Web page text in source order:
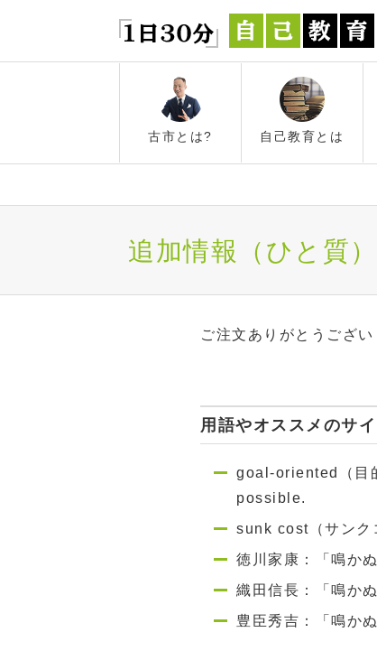
古市とは? 自己教育とは
追加情報（ひと質）
ご注文ありがとうござ
用語やオススメのサイ
goal-oriented（目
possible.
sunk cost（サンク
徳川家康：「鳴か
織田信長：「鳴か
豊臣秀吉：「鳴か